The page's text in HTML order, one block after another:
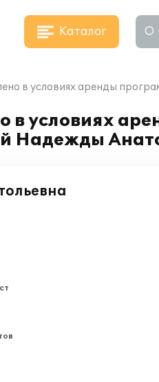
Каталог О
в условиях аренды
в условиях
Надежды